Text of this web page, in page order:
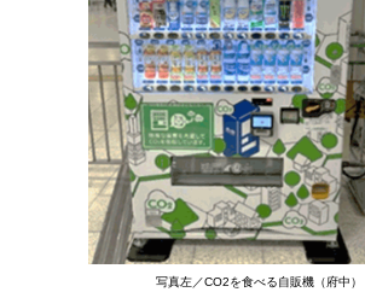
写真左／CO2を食べる自販機（府中